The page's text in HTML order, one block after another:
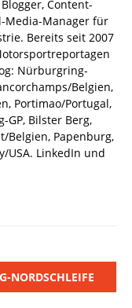
Content-
Media-Manager für
Bereits seit 2007
Nürburgring-
Belgien,
Portimao/Portugal,
GP, Bilster Berg,
Belgien, Papenburg,
USA. LinkedIn und
NORDSCHLEIFE